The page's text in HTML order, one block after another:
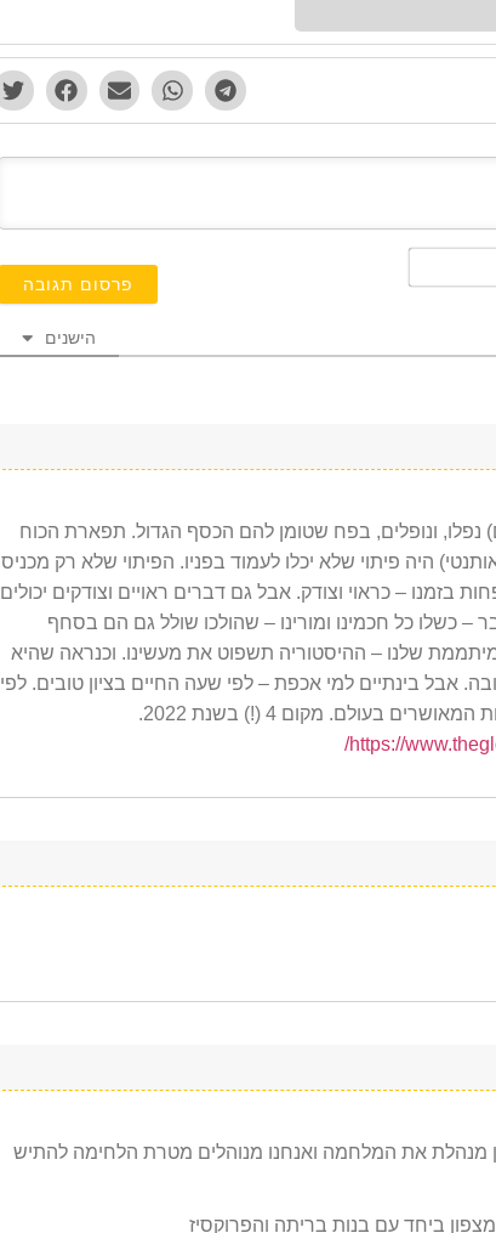
השם
הישנים
נפלו, ונופלים, בפח שטומן להם הכסף הגדול. תפארת הכוח
היה פיתוי שלא יכלו לעמוד בפניו. הפיתוי שלא רק מכניס
בזמנו – כראוי וצודק. אבל גם דברים ראויים וצודקים יכולים
כשלו כל חכמינו ומורינו – שהולכו שולל גם הם בסחף
שלנו – ההיסטוריה תשפוט את מעשינו. וכנראה שהיא
אבל בינתיים למי אכפת – לפי שעה החיים בציון טובים. לפי
בעולם. מקום 4 (!) בשנת 2022.
https://
מנהלת את המלחמה ואנחנו מנוהלים מטרת הלחימה להתיש
ביחד עם בנות בריתה והפרוקסיז